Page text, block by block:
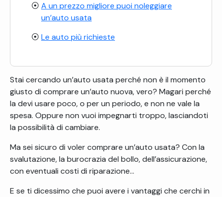
A un prezzo migliore puoi noleggiare
un’auto usata
Le auto più richieste
Stai cercando un’auto usata perché non è il momento
giusto di comprare un’auto nuova, vero? Magari perché
la devi usare poco, o per un periodo, e non ne vale la
spesa. Oppure non vuoi impegnarti troppo, lasciandoti
la possibilità di cambiare.
Ma sei sicuro di voler comprare un’auto usata? Con la
svalutazione, la burocrazia del bollo, dell’assicurazione,
con eventuali costi di riparazione…
E se ti dicessimo che puoi avere i vantaggi che cerchi in